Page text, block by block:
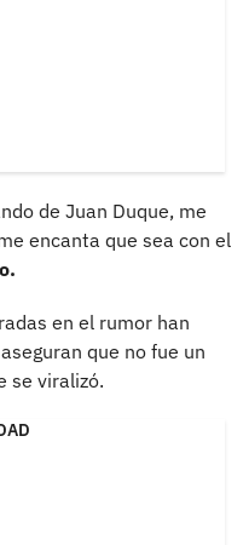
de Juan Duque, me
encanta que sea con el
en el rumor han
que no fue un
se viralizó.